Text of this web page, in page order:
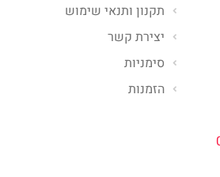
תקנון ותנאי שימוש
יצירת קשר
סימניות
הזמנות